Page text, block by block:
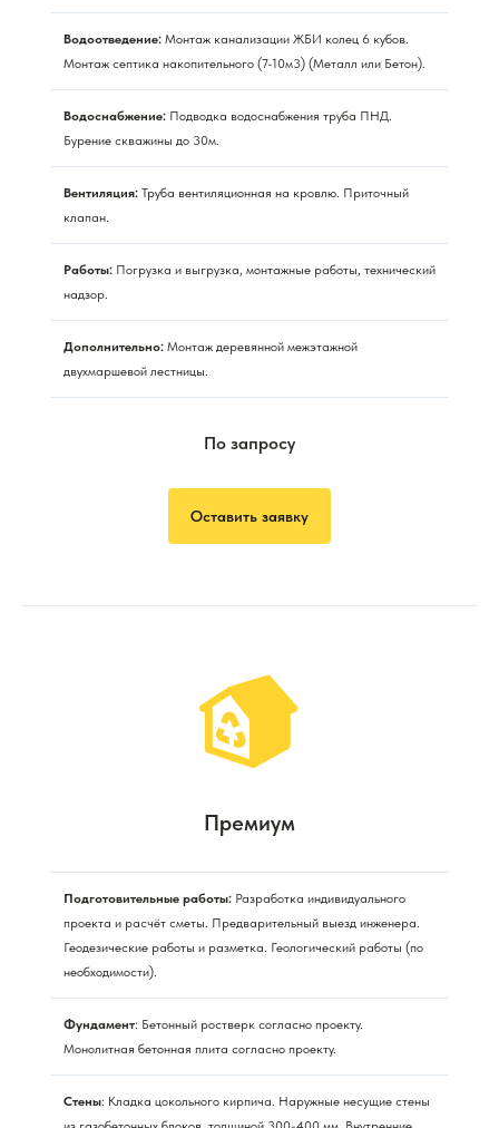
Водоотведение: Монтаж канализации ЖБИ колец 6 кубов.
Монтаж септика накопительного (7-10м3) (Металл или Бетон).
Водоснабжение: Подводка водоснабжения труба ПНД.
Бурение скважины до 30м.
Вентиляция: Труба вентиляционная на кровлю. Приточный
клапан.
Работы: Погрузка и выгрузка, монтажные работы, технический
надзор.
Дополнительно: Монтаж деревянной межэтажной
двухмаршевой лестницы.
По запросу
Оставить заявку
Премиум
Подготовительные работы: Разработка индивидуального
проекта и расчёт сметы. Предварительный выезд инженера.
Геодезические работы и разметка. Геологический работы (по
необходимости).
Фундамент: Бетонный ростверк согласно проекту.
Монолитная бетонная плита согласно проекту.
Стены: Кладка цокольного кирпича. Наружные несущие стены